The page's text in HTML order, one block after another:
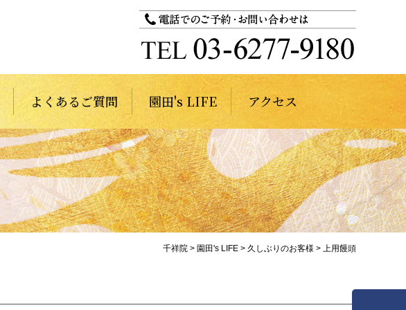
よくあるご質問 園田's LIFE アクセス
千祥院 > 園田's LIFE > 久しぶりのお客様 > 上用饅頭